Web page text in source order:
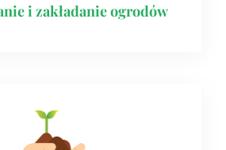
i zakładanie ogrodów